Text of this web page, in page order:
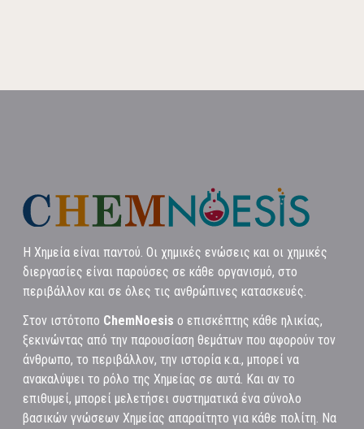
Η Χημεία είναι παντού. Οι χημικές ενώσεις και οι χημικές
διεργασίες είναι παρούσες σε κάθε οργανισμό, στο
περιβάλλον και σε όλες τις ανθρώπινες κατασκευές.
Στον ιστότοπο ChemNoesis ο επισκέπτης κάθε ηλικίας,
ξεκινώντας από την παρουσίαση θεμάτων που αφορούν τον
άνθρωπο, το περιβάλλον, την ιστορία κ.α., μπορεί να
ανακαλύψει το ρόλο της Χημείας σε αυτά. Και αν το
επιθυμεί, μπορεί μελετήσει συστηματικά ένα σύνολο
βασικών γνώσεων Χημείας απαραίτητο για κάθε πολίτη. Να